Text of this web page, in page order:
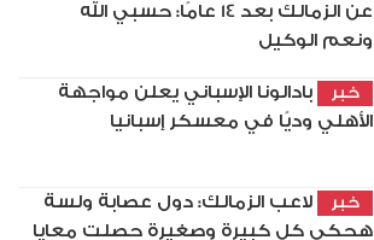
عن الزمالك بعد 14 عامًا: حسبي الله
ونعم الوكيل
خبر
بادالونا الإسباني يعلن مواجهة
الأهلي وديًا في معسكر إسبانيا
خبر
لاعب الزمالك: دول عصابة ولسة
هحكي كل كبيرة وصغيرة حصلت معايا